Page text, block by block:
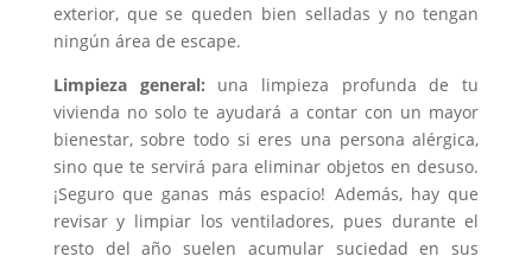
exterior, que se queden bien selladas y no tengan
ningún área de escape.
Limpieza general: una limpieza profunda de tu
vivienda no solo te ayudará a contar con un mayor
bienestar, sobre todo si eres una persona alérgica,
sino que te servirá para eliminar objetos en desuso.
¡Seguro que ganas más espacio! Además, hay que
revisar y limpiar los ventiladores, pues durante el
resto del año suelen acumular suciedad en sus